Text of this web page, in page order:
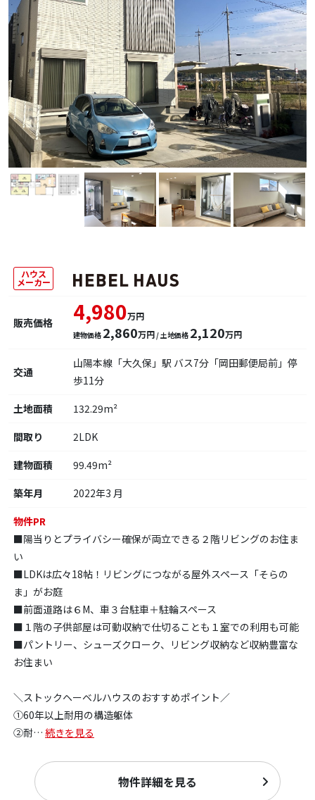
ハウス
メーカー
販売価格 4,980万円
建物価格 2,860万円/ 土地価格 2,120万円
交通
山陽本線「大久保」駅 バス7分「岡田郵便局前」停
歩11分
土地面積
132.29m²
間取り
2LDK
建物面積
99.49m²
築年月
2022年3 月
物件PR
■陽当りとプライバシー確保が両立できる２階リビングのお住ま
い
■LDKは広々18帖！リビングにつながる屋外スペース「そらの
ま」がお庭
■前面道路は６M、車３台駐車＋駐輪スペース
■１階の子供部屋は可動収納で仕切ることも１室での利用も可能
■パントリー、シューズクローク、リビング収納など収納豊富な
お住まい
＼ストックヘーベルハウスのおすすめポイント／
①60年以上耐用の構造躯体
②耐… 続きを見る
物件詳細を見る